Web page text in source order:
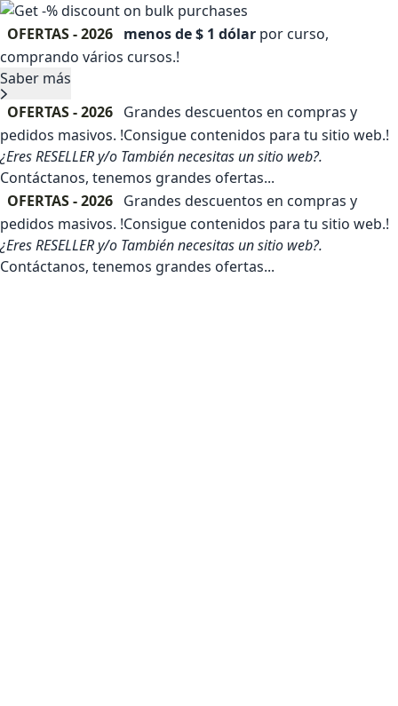
OFERTAS - 2026 menos de $ 1 dólar por curso,
comprando vários cursos.!
Saber más
OFERTAS - 2026 Grandes descuentos en compras y
pedidos masivos. !Consigue contenidos para tu sitio web.!
¿Eres RESELLER y/o También necesitas un sitio web?.
Contáctanos, tenemos grandes ofertas...
OFERTAS - 2026 Grandes descuentos en compras y
pedidos masivos. !Consigue contenidos para tu sitio web.!
¿Eres RESELLER y/o También necesitas un sitio web?.
Contáctanos, tenemos grandes ofertas...